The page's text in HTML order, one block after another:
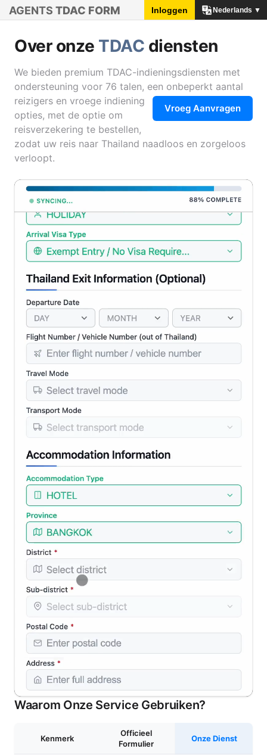
AGENTS TDAC FORM Inloggen Nederlands ▼
Over onze TDAC diensten
We bieden premium TDAC-indieningsdiensten met
ondersteuning voor 76 talen, een onbeperkt aantal
reizigers en vroege indiening
Vroeg Aanvragen
opties, met de optie om
reisverzekering te bestellen,
zodat uw reis naar Thailand naadloos en zorgeloos
verloopt.
Waarom Onze Service Gebruiken?
Kenmerk
Officieel
Formulier
Onze Dienst